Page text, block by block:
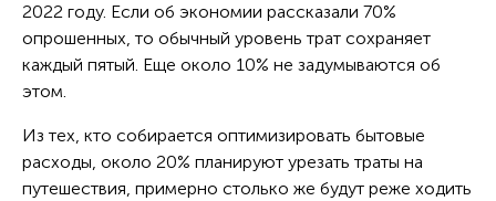
2022 году. Если об экономии рассказали 70%
опрошенных, то обычный уровень трат сохраняет
каждый пятый. Еще около 10% не задумываются об
этом.
Из тех, кто собирается оптимизировать бытовые
расходы, около 20% планируют урезать траты на
путешествия, примерно столько же будут реже ходить